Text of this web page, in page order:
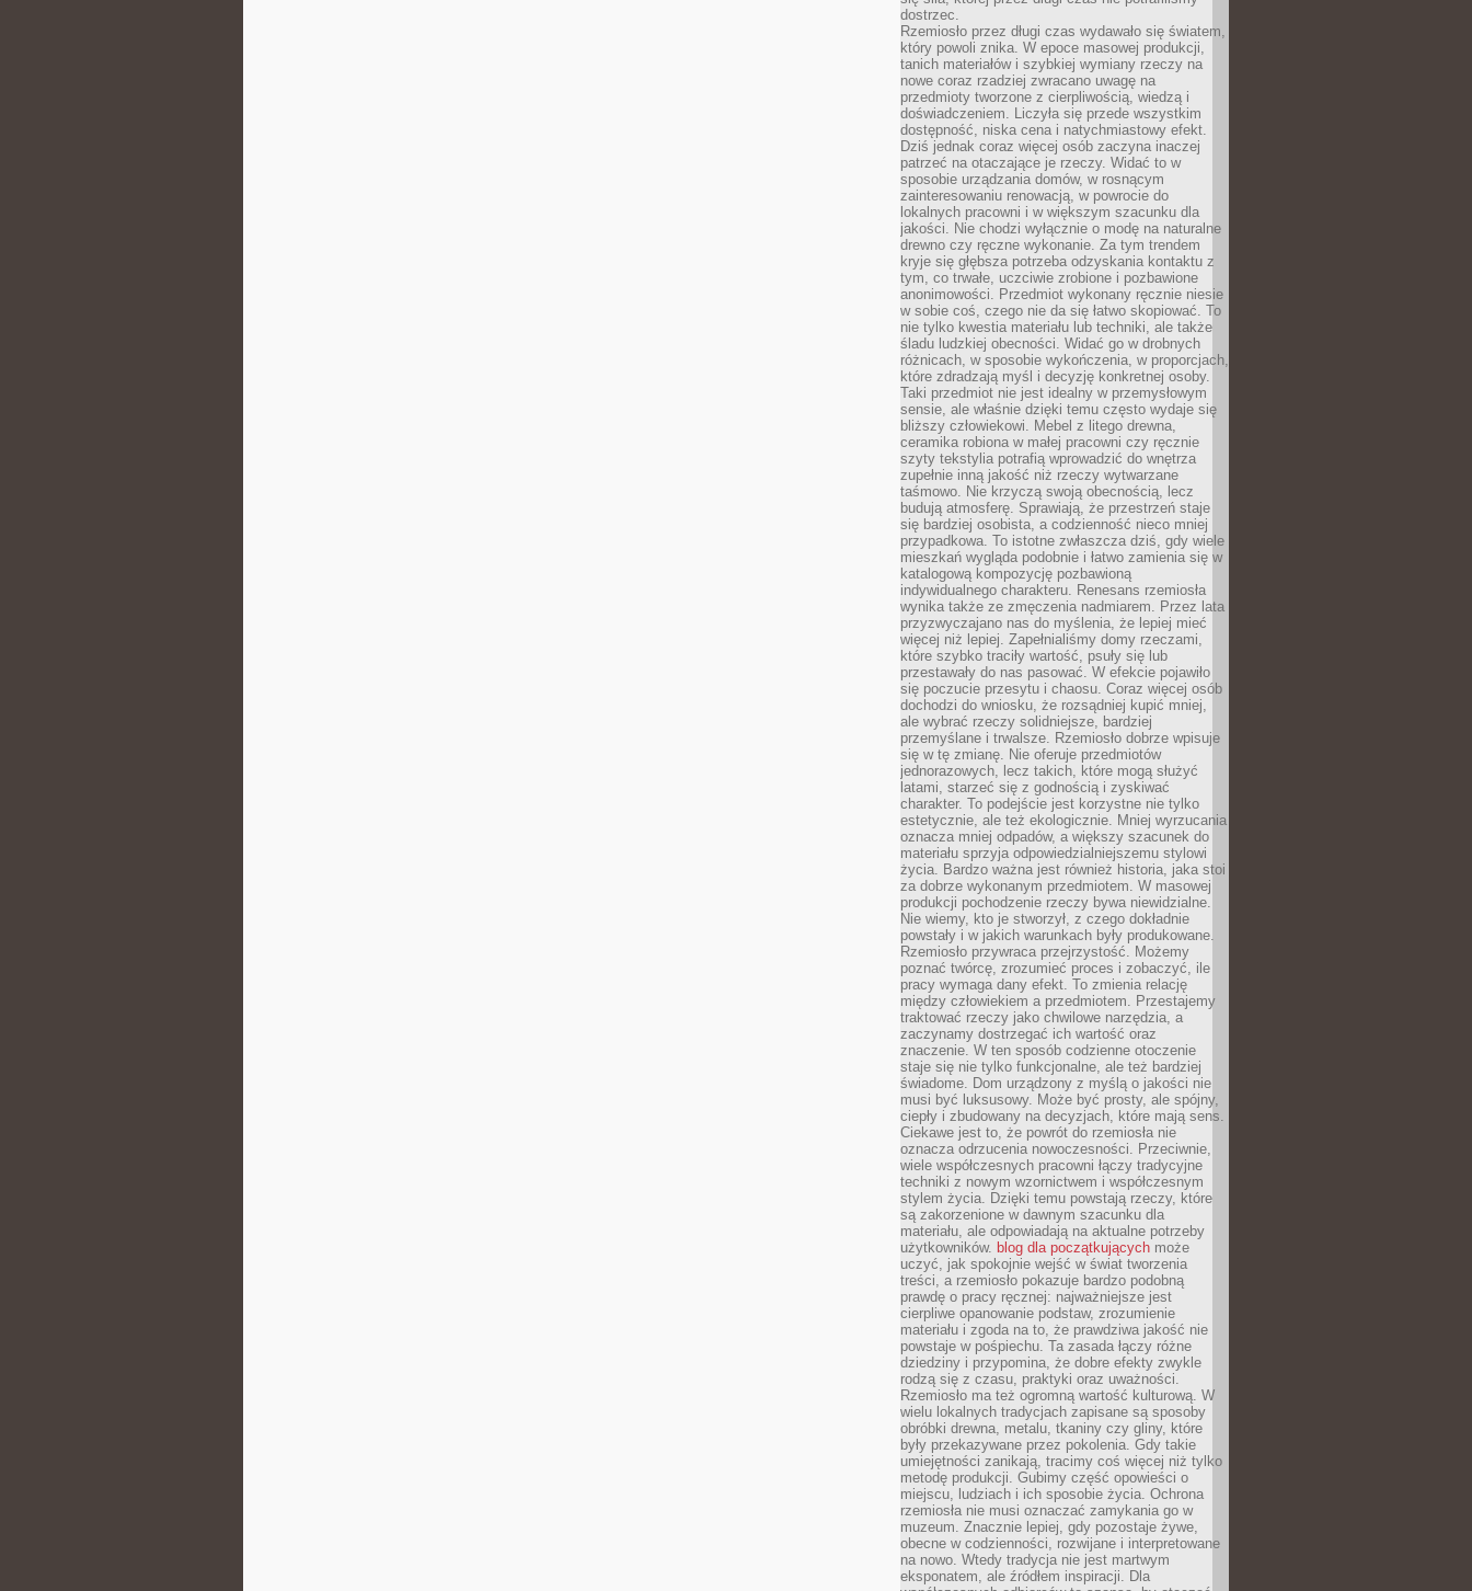
dostrzec.
Rzemiosło przez długi czas wydawało się światem,
który powoli znika. W epoce masowej produkcji,
tanich materiałów i szybkiej wymiany rzeczy na
nowe coraz rzadziej zwracano uwagę na
przedmioty tworzone z cierpliwością, wiedzą i
doświadczeniem. Liczyła się przede wszystkim
dostępność, niska cena i natychmiastowy efekt.
Dziś jednak coraz więcej osób zaczyna inaczej
patrzeć na otaczające je rzeczy. Widać to w
sposobie urządzania domów, w rosnącym
zainteresowaniu renowacją, w powrocie do
lokalnych pracowni i w większym szacunku dla
jakości. Nie chodzi wyłącznie o modę na naturalne
drewno czy ręczne wykonanie. Za tym trendem
kryje się głębsza potrzeba odzyskania kontaktu z
tym, co trwałe, uczciwie zrobione i pozbawione
anonimowości. Przedmiot wykonany ręcznie niesie
w sobie coś, czego nie da się łatwo skopiować. To
nie tylko kwestia materiału lub techniki, ale także
śladu ludzkiej obecności. Widać go w drobnych
różnicach, w sposobie wykończenia, w proporcjach,
które zdradzają myśl i decyzję konkretnej osoby.
Taki przedmiot nie jest idealny w przemysłowym
sensie, ale właśnie dzięki temu często wydaje się
bliższy człowiekowi. Mebel z litego drewna,
ceramika robiona w małej pracowni czy ręcznie
szyty tekstylia potrafią wprowadzić do wnętrza
zupełnie inną jakość niż rzeczy wytwarzane
taśmowo. Nie krzyczą swoją obecnością, lecz
budują atmosferę. Sprawiają, że przestrzeń staje
się bardziej osobista, a codzienność nieco mniej
przypadkowa. To istotne zwłaszcza dziś, gdy wiele
mieszkań wygląda podobnie i łatwo zamienia się w
katalogową kompozycję pozbawioną
indywidualnego charakteru. Renesans rzemiosła
wynika także ze zmęczenia nadmiarem. Przez lata
przyzwyczajano nas do myślenia, że lepiej mieć
więcej niż lepiej. Zapełnialiśmy domy rzeczami,
które szybko traciły wartość, psuły się lub
przestawały do nas pasować. W efekcie pojawiło
się poczucie przesytu i chaosu. Coraz więcej osób
dochodzi do wniosku, że rozsądniej kupić mniej,
ale wybrać rzeczy solidniejsze, bardziej
przemyślane i trwalsze. Rzemiosło dobrze wpisuje
się w tę zmianę. Nie oferuje przedmiotów
jednorazowych, lecz takich, które mogą służyć
latami, starzeć się z godnością i zyskiwać
charakter. To podejście jest korzystne nie tylko
estetycznie, ale też ekologicznie. Mniej wyrzucania
oznacza mniej odpadów, a większy szacunek do
materiału sprzyja odpowiedzialniejszemu stylowi
życia. Bardzo ważna jest również historia, jaka stoi
za dobrze wykonanym przedmiotem. W masowej
produkcji pochodzenie rzeczy bywa niewidzialne.
Nie wiemy, kto je stworzył, z czego dokładnie
powstały i w jakich warunkach były produkowane.
Rzemiosło przywraca przejrzystość. Możemy
poznać twórcę, zrozumieć proces i zobaczyć, ile
pracy wymaga dany efekt. To zmienia relację
między człowiekiem a przedmiotem. Przestajemy
traktować rzeczy jako chwilowe narzędzia, a
zaczynamy dostrzegać ich wartość oraz
znaczenie. W ten sposób codzienne otoczenie
staje się nie tylko funkcjonalne, ale też bardziej
świadome. Dom urządzony z myślą o jakości nie
musi być luksusowy. Może być prosty, ale spójny,
ciepły i zbudowany na decyzjach, które mają sens.
Ciekawe jest to, że powrót do rzemiosła nie
oznacza odrzucenia nowoczesności. Przeciwnie,
wiele współczesnych pracowni łączy tradycyjne
techniki z nowym wzornictwem i współczesnym
stylem życia. Dzięki temu powstają rzeczy, które
są zakorzenione w dawnym szacunku dla
materiału, ale odpowiadają na aktualne potrzeby
użytkowników. blog dla początkujących może
uczyć, jak spokojnie wejść w świat tworzenia
treści, a rzemiosło pokazuje bardzo podobną
prawdę o pracy ręcznej: najważniejsze jest
cierpliwe opanowanie podstaw, zrozumienie
materiału i zgoda na to, że prawdziwa jakość nie
powstaje w pośpiechu. Ta zasada łączy różne
dziedziny i przypomina, że dobre efekty zwykle
rodzą się z czasu, praktyki oraz uważności.
Rzemiosło ma też ogromną wartość kulturową. W
wielu lokalnych tradycjach zapisane są sposoby
obróbki drewna, metalu, tkaniny czy gliny, które
były przekazywane przez pokolenia. Gdy takie
umiejętności zanikają, tracimy coś więcej niż tylko
metodę produkcji. Gubimy część opowieści o
miejscu, ludziach i ich sposobie życia. Ochrona
rzemiosła nie musi oznaczać zamykania go w
muzeum. Znacznie lepiej, gdy pozostaje żywe,
obecne w codzienności, rozwijane i interpretowane
na nowo. Wtedy tradycja nie jest martwym
eksponatem, ale źródłem inspiracji. Dla